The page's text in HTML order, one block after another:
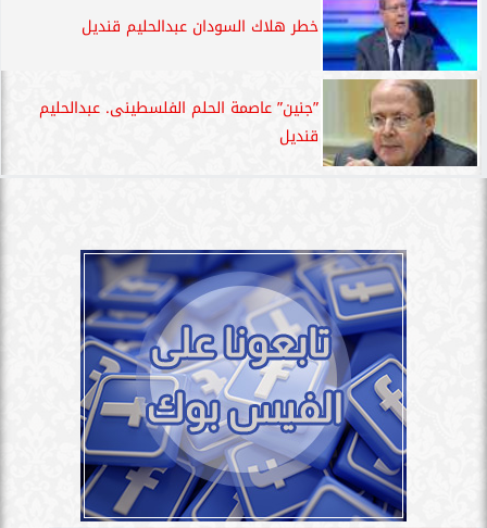
خطر هلاك السودان عبدالحليم قنديل
”جنين” عاصمة الحلم الفلسطينى. عبدالحليم
قنديل